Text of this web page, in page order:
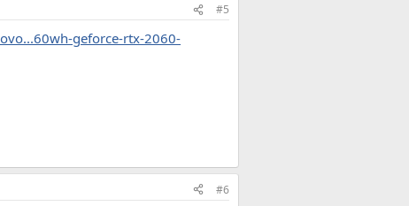
#5
geforce-rtx-2060-
#6